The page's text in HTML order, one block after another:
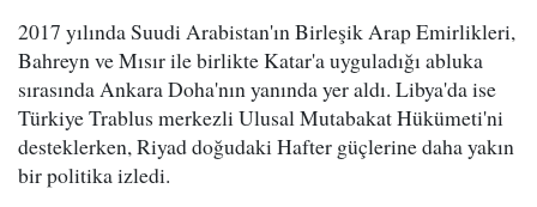
2017 yılında Suudi Arabistan'ın Birleşik Arap Emirlikleri,
Bahreyn ve Mısır ile birlikte Katar'a uyguladığı abluka
sırasında Ankara Doha'nın yanında yer aldı. Libya'da ise
Türkiye Trablus merkezli Ulusal Mutabakat Hükümeti'ni
desteklerken, Riyad doğudaki Hafter güçlerine daha yakın
bir politika izledi.